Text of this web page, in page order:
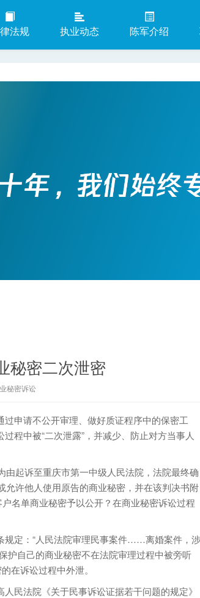
法规 执业动态 陈军介绍
秘密二次泄密
秘密诉讼
申请不公开审理、做好质证程序中的保密工
程中被“二次泄露”，并减少、防止对方当事人
起诉至重庆市第一中级人民法院，法院最终确
许他人使用原告的商业秘密，并在该判决书附
名单商业秘密予以公开？在商业秘密诉讼过程
定：“人民法院审理民事案件……离婚案件，涉
护自己的商业秘密不在法院审理过程中被旁听
在诉讼过程中外泄。
法院《关于民事诉讼证据若干问题的规定》